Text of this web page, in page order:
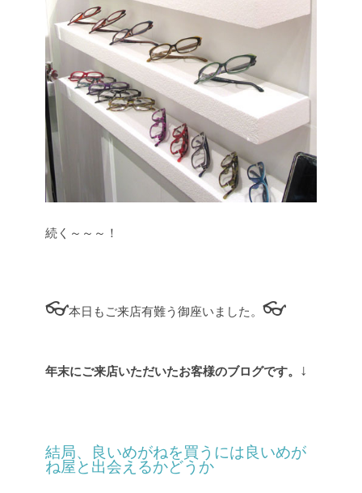
続く～～～！
👓本日もご来店有難う御座いました。 👓
年末にご来店いただいたお客様のブログです。 ↓
結局、良いめがねを買うには良いめが
ね屋と出会えるかどうか